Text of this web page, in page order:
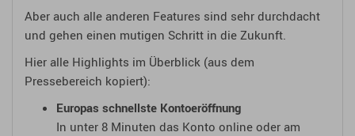
Aber auch alle anderen Features sind sehr durchdacht
und gehen einen mutigen Schritt in die Zukunft.
Hier alle Highlights im Überblick (aus dem
Pressebereich kopiert):
Europas schnellste Kontoeröffnung
In unter 8 Minuten das Konto online oder am